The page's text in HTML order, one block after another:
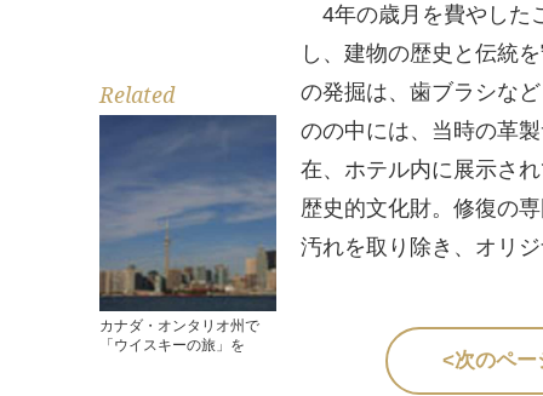
Related
カナダ・オンタリオ州で
「ウイスキーの旅」を
4年の歳月を費やした
し、建物の歴史と伝統
の発掘は、歯ブラシな
のの中には、当時の革
在、ホテル内に展示さ
歴史的文化財。修復の
汚れを取り除き、オリ
<次のペ